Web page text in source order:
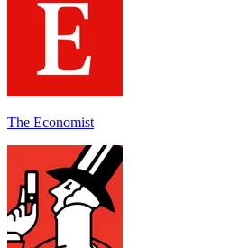
The Economist